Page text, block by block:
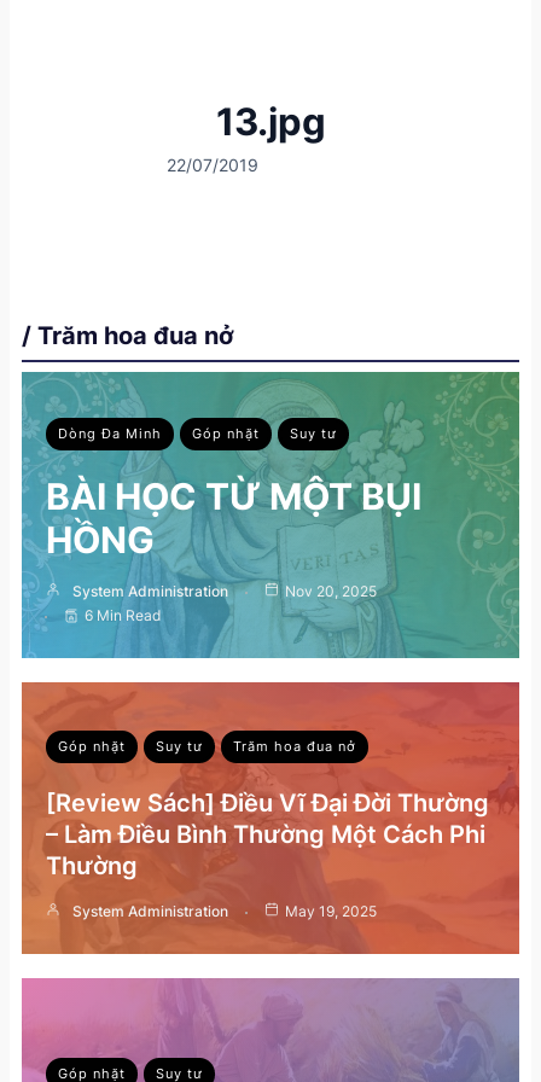
13.jpg
22/07/2019
/ Trăm hoa đua nở
Dòng Đa Minh Góp nhặt Suy tư
BÀI HỌC TỪ MỘT BỤI
HỒNG
System Administration
Nov 20, 2025
6 Min Read
Góp nhặt Suy tư Trăm hoa đua nở
[Review Sách] Điều Vĩ Đại Đời Thường
– Làm Điều Bình Thường Một Cách Phi
Thường
System Administration May 19, 2025
Góp nhặt Suy tư